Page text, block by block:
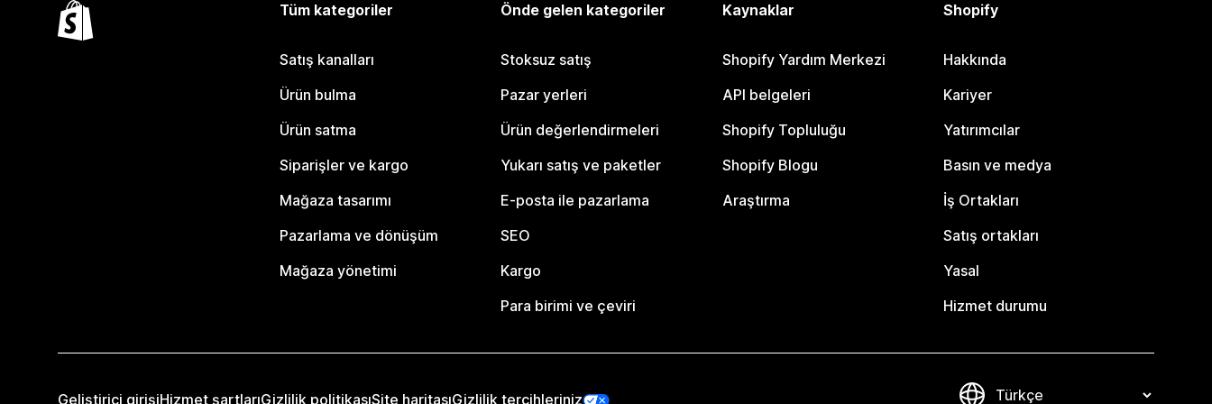
Tüm kategoriler
Satış kanalları
Ürün bulma
Ürün satma
Siparişler ve kargo
Mağaza tasarımı
Pazarlama ve dönüşüm
Mağaza yönetimi
Önde gelen kategoriler
Stoksuz satış
Pazar yerleri
Ürün değerlendirmeleri
Yukarı satış ve paketler
E-posta ile pazarlama
SEO
Kargo
Para birimi ve çeviri
Kaynaklar
Shopify Yardım Merkezi
API belgeleri
Shopify Topluluğu
Shopify Blogu
Araştırma
Shopify
Hakkında
Kariyer
Yatırımcılar
Basın ve medya
İş Ortakları
Satış ortakları
Yasal
Hizmet durumu
Geliştirici girişiHizmet şartlarıGizlilik politikasıSite haritasıGizlilik tercihleriniz